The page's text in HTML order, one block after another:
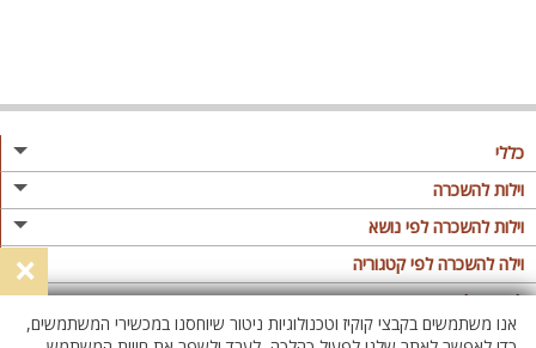
כללי
מגזין
פרסום באתר
תקנון
מדיניות פרטיות
וילות להשכרה
וילות בצפון
וילות במרכז
וילות בדרום
וילות באילת
וילות להשכרה לפי נושא
וילה לזוגות
וילות למשפחות
וילות לציבור הדתי
וילה להשכרה לפי קטגוריה
וילות עם בריכה
וילה עם בריכה מחוממת
לופטים להשכרה
לופט
×
אנו משתמשים בקבצי קוקיז וטכנולוגיות ניטור שיוחסנו במכשירי המשתמשים,